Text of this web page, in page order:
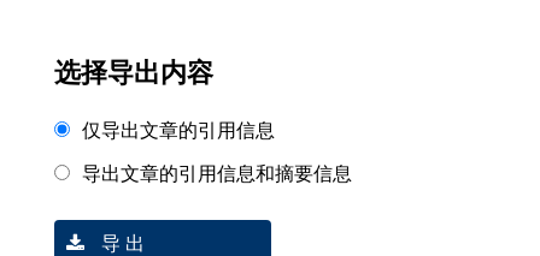
选择导出内容
仅导出文章的引用信息
导出文章的引用信息和摘要信息
导 出